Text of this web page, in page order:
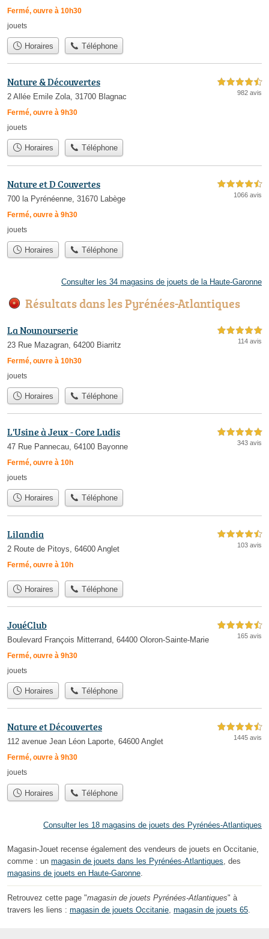
Fermé, ouvre à 10h30
jouets
Horaires Téléphone
Nature & Découvertes
2 Allée Emile Zola, 31700 Blagnac
Fermé, ouvre à 9h30
4,5 étoiles sur 5
982 avis
jouets
Horaires Téléphone
Nature et D Couvertes
700 la Pyrénéenne, 31670 Labège
Fermé, ouvre à 9h30
4,5 étoiles sur 5
1066 avis
jouets
Horaires Téléphone
Consulter les 34 magasins de jouets de la Haute-Garonne
Résultats dans les Pyrénées-Atlantiques
La Nounourserie
23 Rue Mazagran, 64200 Biarritz
Fermé, ouvre à 10h30
5,0 étoiles sur 5
114 avis
jouets
Horaires Téléphone
L'Usine à Jeux - Core Ludis
47 Rue Pannecau, 64100 Bayonne
Fermé, ouvre à 10h
5,0 étoiles sur 5
343 avis
jouets
Horaires Téléphone
Lilandia
2 Route de Pitoys, 64600 Anglet
Fermé, ouvre à 10h
4,5 étoiles sur 5
103 avis
Horaires Téléphone
JouéClub
Boulevard François Mitterrand, 64400 Oloron-Sainte-Marie
Fermé, ouvre à 9h30
4,5 étoiles sur 5
165 avis
jouets
Horaires Téléphone
Nature et Découvertes
112 avenue Jean Léon Laporte, 64600 Anglet
Fermé, ouvre à 9h30
4,5 étoiles sur 5
1445 avis
jouets
Horaires Téléphone
Consulter les 18 magasins de jouets des Pyrénées-Atlantiques
Magasin-Jouet recense également des vendeurs de jouets en Occitanie,
comme : un magasin de jouets dans les Pyrénées-Atlantiques , des
magasins de jouets en Haute-Garonne
Retrouvez cette page "magasin de jouets Pyrénées-Atlantiques" à
travers les liens : magasin de jouets Occitanie magasin de jouets 65